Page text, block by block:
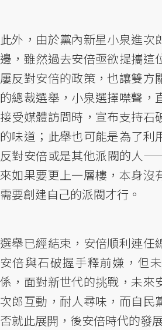
此外，由於黨內新星小泉進次
邊，雖然過去安倍亟欲提攜這
屢反對安倍的政策，也讓雙方
的總裁選舉，小泉選擇噤聲，
接受媒體訪問時，宣布支持石
的味道；此舉也可能是為了利
反對安倍或是其他派閥的人
來如果要更上一層樓，本身沒
需要創建自己的派閥才行。
選舉已經結束，安倍順利連任
安倍與石破握手釋前嫌，但
係，面對新世代的挑戰，未來
次郎互動，耐人尋味，而自民
否就此展開，後安倍時代的發